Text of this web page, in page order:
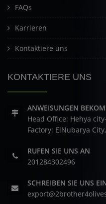
FAQs
Karrieren
Kontaktiere uns
KONTAKTIERE UNS
ANWEISUNGEN
Head Office: Hehya
Factory: ElNubarya
RUFEN SIE UNS AN
201284302496
SCHREIBEN SIE UNS